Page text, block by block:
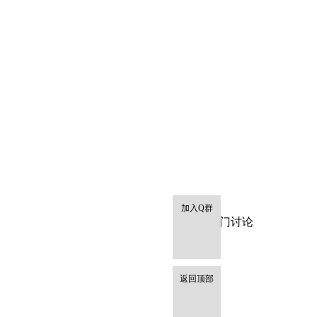
热门讨论
加入Q群
返回顶部